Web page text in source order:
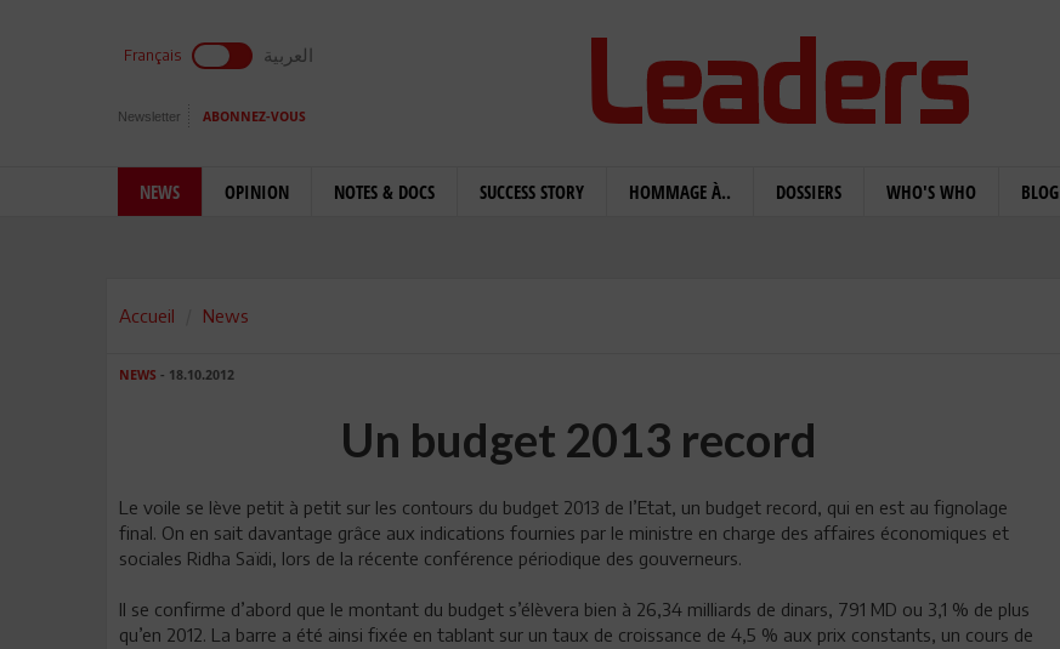
Français العربية
Newsletter ABONNEZ-VOUS
NEWS OPINION NOTES & DOCS SUCCESS STORY HOMMAGE À.. DOSSIERS WHO'S WHO BLOG
Accueil News
NEWS - 18.10.2012
Un budget 2013 record
Le voile se lève petit à petit sur les contours du budget 2013 de l’Etat, un budget record, qui en est au fignolage
final. On en sait davantage grâce aux indications fournies par le ministre en charge des affaires économiques et
sociales Ridha Saïdi, lors de la récente conférence périodique des gouverneurs.
Il se confirme d’abord que le montant du budget s’élèvera bien à 26,34 milliards de dinars, 791 MD ou 3,1 % de plus
qu’en 2012. La barre a été ainsi fixée en tablant sur un taux de croissance de 4,5 % aux prix constants, un cours de